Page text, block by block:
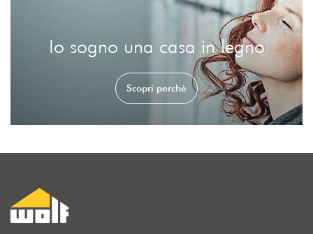
Io sogno una casa in legno
Scopri perchè